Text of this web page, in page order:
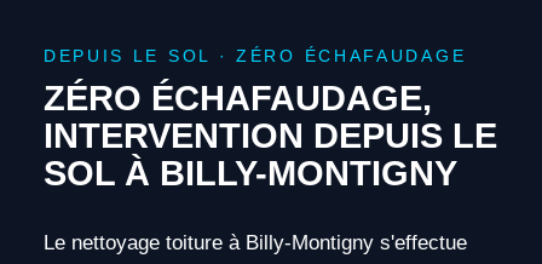
DEPUIS LE SOL · ZÉRO ÉCHAFAUDAGE
ZÉRO ÉCHAFAUDAGE,
INTERVENTION DEPUIS LE
SOL À BILLY-MONTIGNY
Le nettoyage toiture à Billy-Montigny s'effectue